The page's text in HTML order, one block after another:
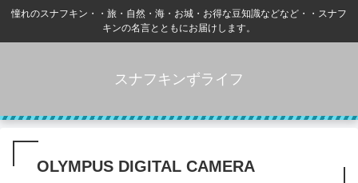
憧れのスナフキン・・旅・自然・海・お城・お得な豆知識などなど・・スナフ
キンの名言とともにお届けします。
スナフキンずライフ
OLYMPUS DIGITAL CAMERA